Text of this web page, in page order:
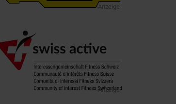
-Anzeige-
-Anzeige-